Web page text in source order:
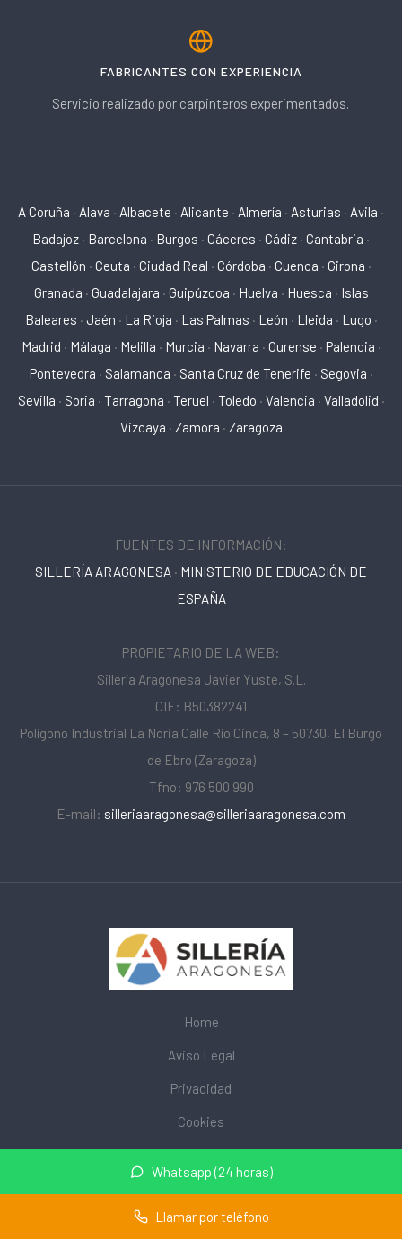
Whatsapp (24 horas)
Llamar por teléfono
FABRICANTES CON EXPERIENCIA
Servicio realizado por carpinteros experimentados.
A Coruña · Álava · Albacete · Alicante · Almería · Asturias · Ávila ·
Badajoz · Barcelona · Burgos · Cáceres · Cádiz · Cantabria ·
Castellón · Ceuta · Ciudad Real · Córdoba · Cuenca · Girona ·
Granada · Guadalajara · Guipúzcoa · Huelva · Huesca · Islas
Baleares · Jaén · La Rioja · Las Palmas · León · Lleida · Lugo ·
Madrid · Málaga · Melilla · Murcia · Navarra · Ourense · Palencia ·
Pontevedra · Salamanca · Santa Cruz de Tenerife · Segovia ·
Sevilla · Soria · Tarragona · Teruel · Toledo · Valencia · Valladolid ·
Vizcaya · Zamora · Zaragoza
FUENTES DE INFORMACIÓN:
SILLERÍA ARAGONESA · MINISTERIO DE EDUCACIÓN DE
ESPAÑA
PROPIETARIO DE LA WEB:
Sillería Aragonesa Javier Yuste, S.L.
CIF: B50382241
Polígono Industrial La Noria Calle Río Cinca, 8 – 50730, El Burgo
de Ebro (Zaragoza)
Tfno: 976 500 990
E-mail: silleriaaragonesa@silleriaaragonesa.com
Home
Aviso Legal
Privacidad
Cookies
© 2026 mobiliarioescolar.site · Web de mobiliario escolar cerca